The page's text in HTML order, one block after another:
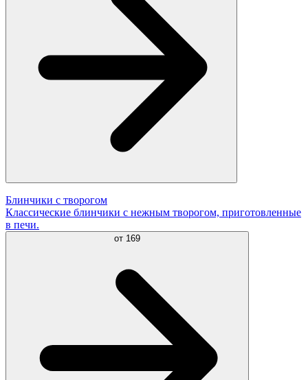
Блинчики с творогом
Классические блинчики с нежным творогом, приготовленные
в печи.
от 169